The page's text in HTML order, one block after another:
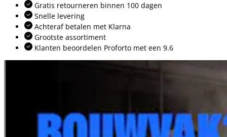
Gratis retourneren binnen 100 dagen
Snelle levering
Achteraf betalen met Klarna
Grootste assortiment
Klanten beoordelen Proforto met een 9.6